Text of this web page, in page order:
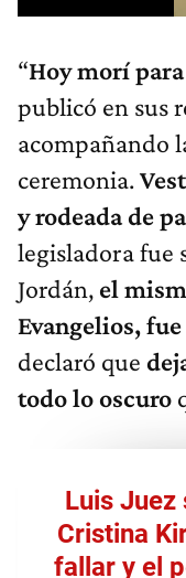
“Hoy morí
publicó en sus
acompañando
ceremonia.
y rodeada de
legisladora fue
Jordán, el
Evangelios,
declaró que
todo lo oscuro
Luis Juez
Cristina
fallar y el